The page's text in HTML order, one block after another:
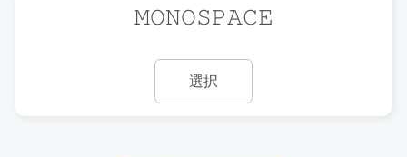
𝙼𝙾𝙽𝙾𝚂𝙿𝙰𝙲𝙴
選択